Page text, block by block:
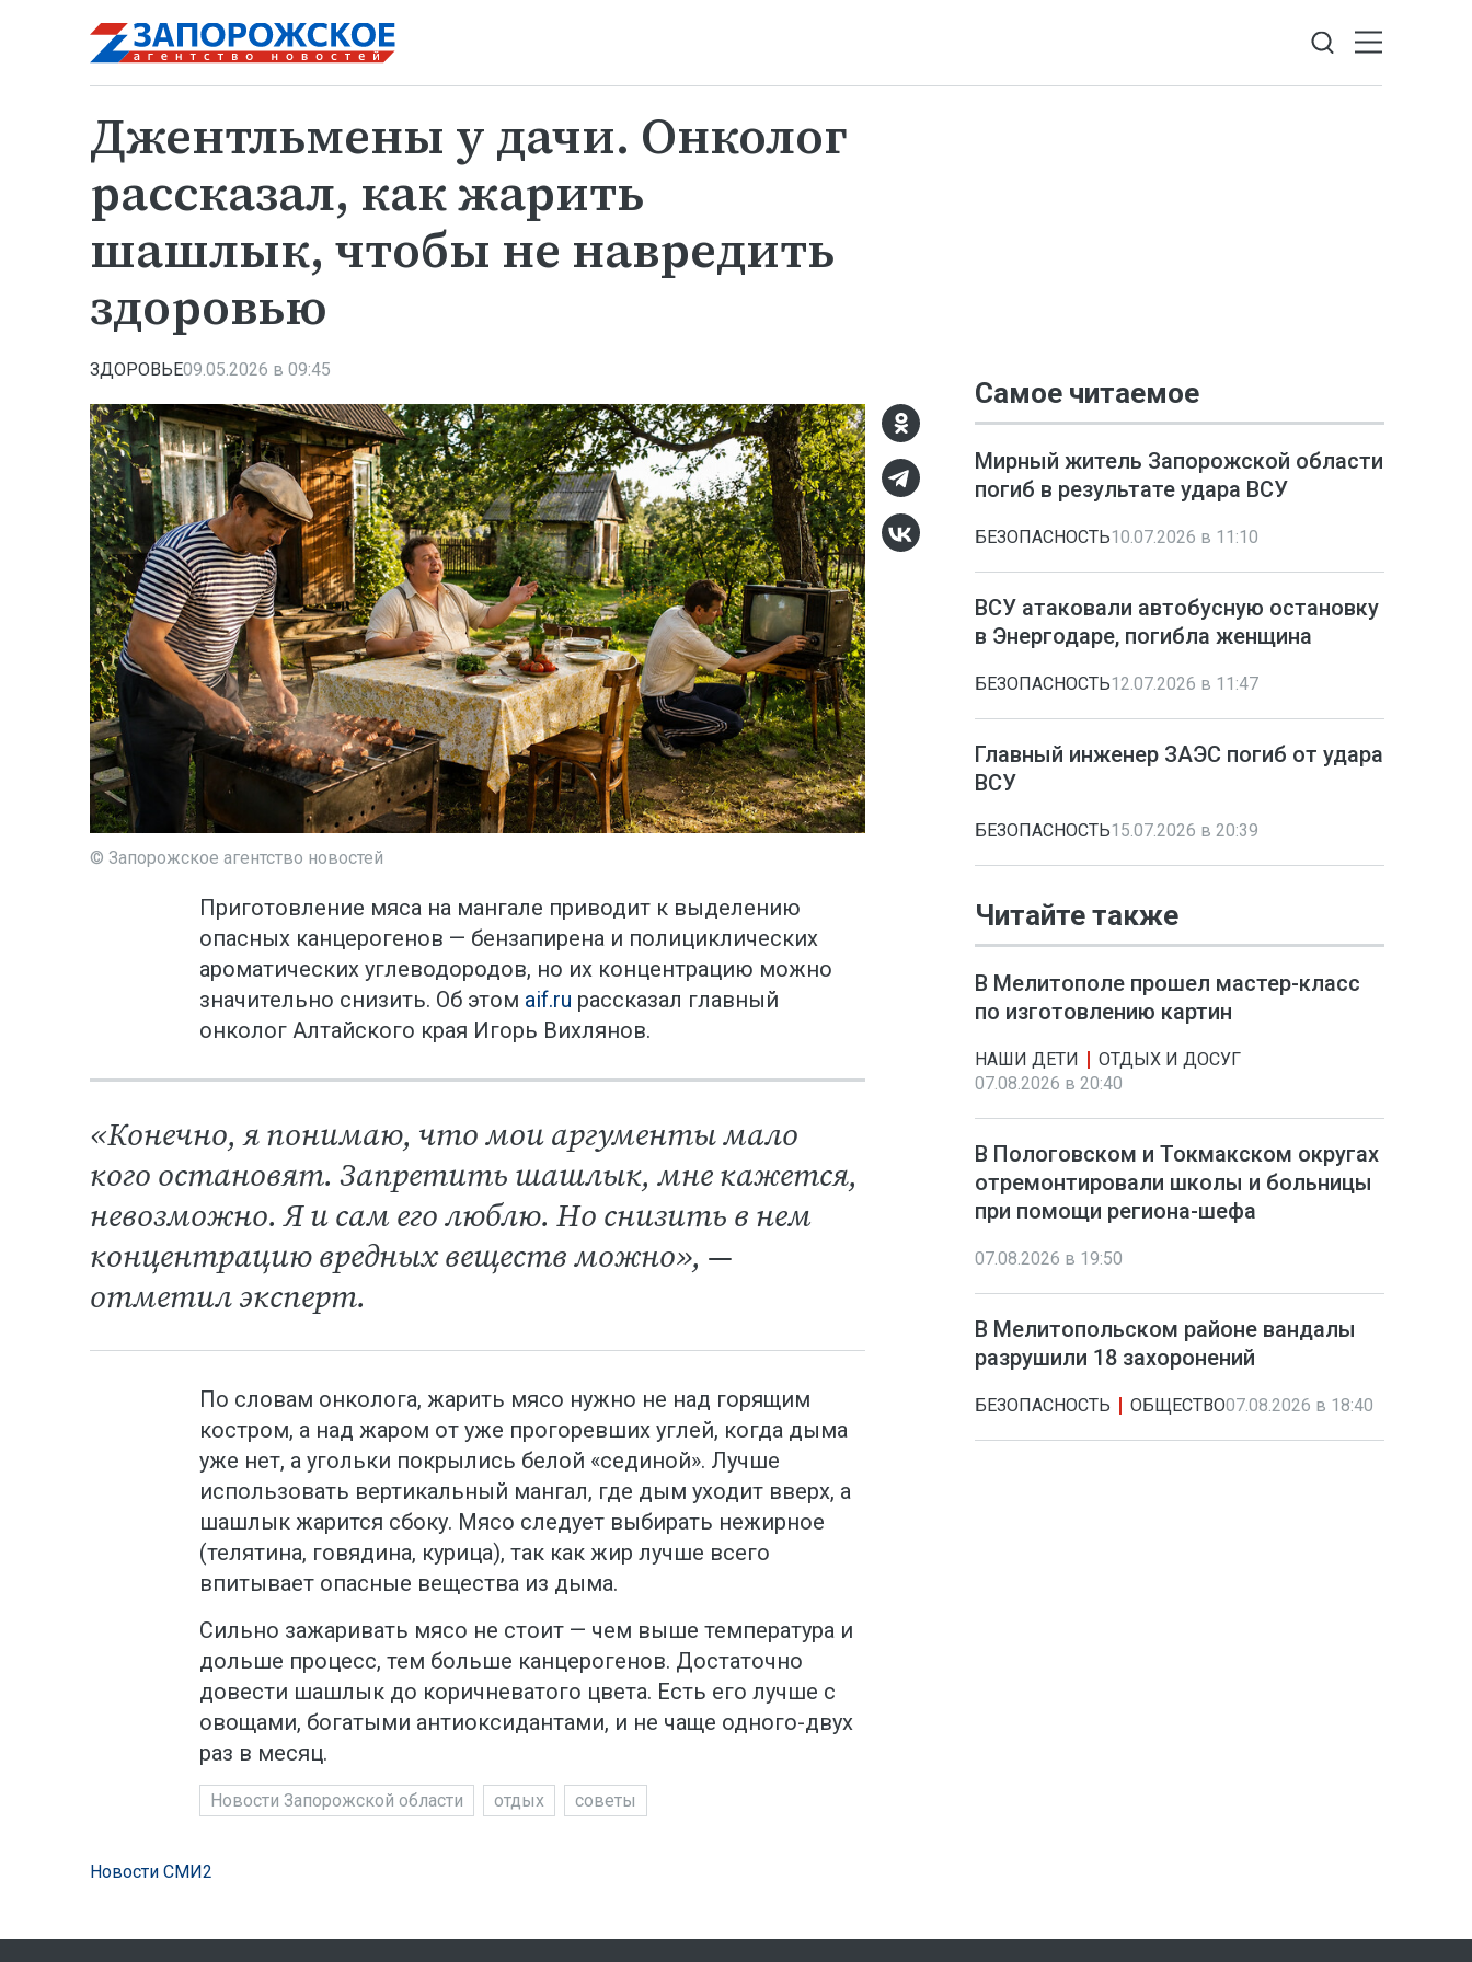
Джентльмены у дачи. Онколог
рассказал, как жарить
шашлык, чтобы не навредить
здоровью
ЗДОРОВЬЕ09.05.2026 в 09:45
© Запорожское агентство новостей
Приготовление мяса на мангале приводит к выделению
опасных канцерогенов — бензапирена и полициклических
ароматических углеводородов, но их концентрацию можно
значительно снизить. Об этом aif.ru рассказал главный
онколог Алтайского края Игорь Вихлянов.
«Конечно, я понимаю, что мои аргументы мало
кого остановят. Запретить шашлык, мне кажется,
невозможно. Я и сам его люблю. Но снизить в нем
концентрацию вредных веществ можно», —
отметил эксперт.
По словам онколога, жарить мясо нужно не над горящим
костром, а над жаром от уже прогоревших углей, когда дыма
уже нет, а угольки покрылись белой «сединой». Лучше
использовать вертикальный мангал, где дым уходит вверх, а
шашлык жарится сбоку. Мясо следует выбирать нежирное
(телятина, говядина, курица), так как жир лучше всего
впитывает опасные вещества из дыма.
Сильно зажаривать мясо не стоит — чем выше температура и
дольше процесс, тем больше канцерогенов. Достаточно
довести шашлык до коричневатого цвета. Есть его лучше с
овощами, богатыми антиоксидантами, и не чаще одного-двух
раз в месяц.
Новости Запорожской области отдых советы
Самое читаемое
Мирный житель Запорожской области
погиб в результате удара ВСУ
БЕЗОПАСНОСТЬ10.07.2026 в 11:10
ВСУ атаковали автобусную остановку
в Энергодаре, погибла женщина
БЕЗОПАСНОСТЬ12.07.2026 в 11:47
Главный инженер ЗАЭС погиб от удара
ВСУ
БЕЗОПАСНОСТЬ15.07.2026 в 20:39
Читайте также
В Мелитополе прошел мастер-класс
по изготовлению картин
НАШИ ДЕТИ
ОТДЫХ И ДОСУГ
07.08.2026 в 20:40
В Пологовском и Токмакском округах
отремонтировали школы и больницы
при помощи региона-шефа
07.08.2026 в 19:50
В Мелитопольском районе вандалы
разрушили 18 захоронений
БЕЗОПАСНОСТЬ ОБЩЕСТВО07.08.2026 в 18:40
Новости СМИ2